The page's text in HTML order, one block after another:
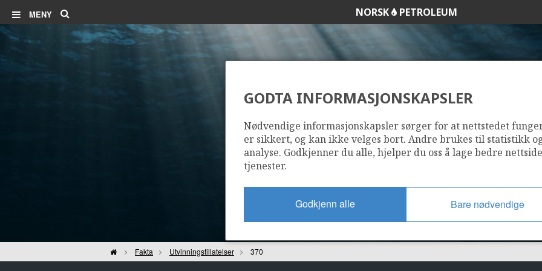
MENY NORSK PETROLEUM
370
Hjem Fakta Utvinningstillatelser 370
GODTA INFORMASJONSKAPSLER
Nødvendige informasjonskapsler sørger for at nettstedet
er sikkert, og kan ikke velges bort. Andre brukes til statistikk
analyse. Godkjenner du alle, hjelper du oss å lage bedre
tjenester.
Godkjenn alle Bare nødvendige